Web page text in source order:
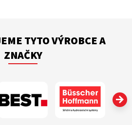
TYTO VÝROBCE A
ZNAČKY